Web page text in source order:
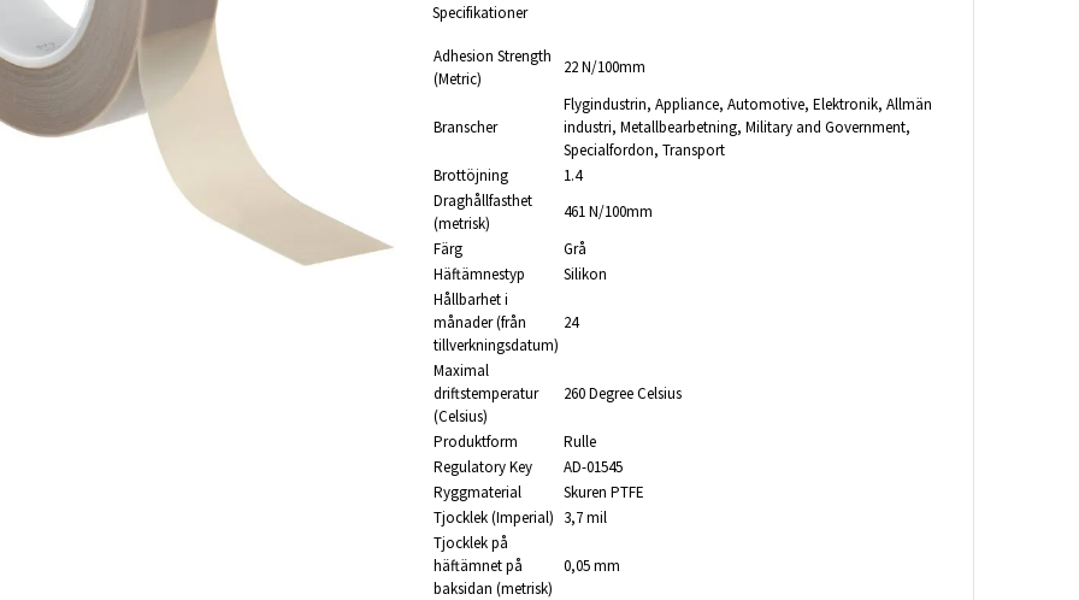
Specifikationer
Adhesion Strength
(Metric)
22 N/100mm
Branscher
Flygindustrin, Appliance, Automotive, Elektronik, Allmän
industri, Metallbearbetning, Military and Government,
Specialfordon, Transport
Brottöjning
1.4
Draghållfasthet
(metrisk)
461 N/100mm
Färg
Grå
Häftämnestyp
Silikon
Hållbarhet i
månader (från
tillverkningsdatum)
24
Maximal
driftstemperatur
(Celsius)
260 Degree Celsius
Produktform
Rulle
Regulatory Key
AD-01545
Ryggmaterial
Skuren PTFE
Tjocklek (Imperial) 3,7 mil
Tjocklek på
häftämnet på
baksidan (metrisk)
0,05 mm